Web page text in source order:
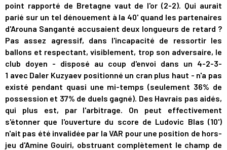
point rapporté de Bretagne vaut de l'or (2-2). Qui aurait
parié sur un tel dénouement à la 40' quand les partenaires
d'Arouna Sanganté accusaient deux longueurs de retard ?
Pas assez agressif, dans l'incapacité de ressortir les
ballons et respectant, visiblement, trop son adversaire, le
club doyen - disposé au coup d'envoi dans un 4-2-3-
1 avec Daler Kuzyaev positionné un cran plus haut - n'a pas
existé pendant quasi une mi-temps (seulement 36% de
possession et 37% de duels gagné). Des Havrais pas aidés,
qui plus est, par l'arbitrage. On peut effectivement
s'étonner que l'ouverture du score de Ludovic Blas (10')
n'ait pas été invalidée par la VAR pour une position de hors-
jeu d'Amine Gouiri, obstruant complètement le champ de